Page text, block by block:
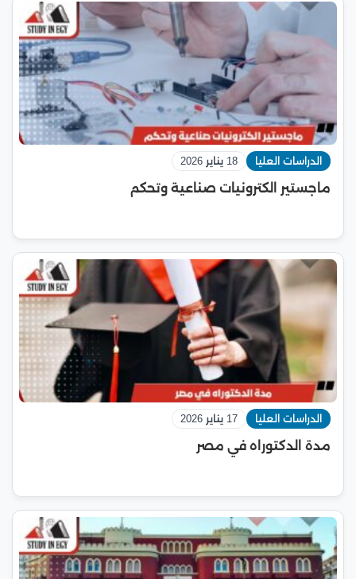
الدراسات العليا 18 يناير 2026
ماجستير الكترونيات صناعية وتحكم
الدراسات العليا 17 يناير 2026
مدة الدكتوراه في مصر